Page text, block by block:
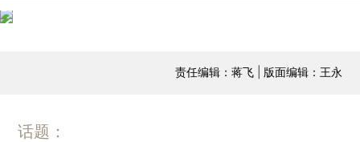
责任编辑：蒋飞 | 版面编辑：王永
话题：